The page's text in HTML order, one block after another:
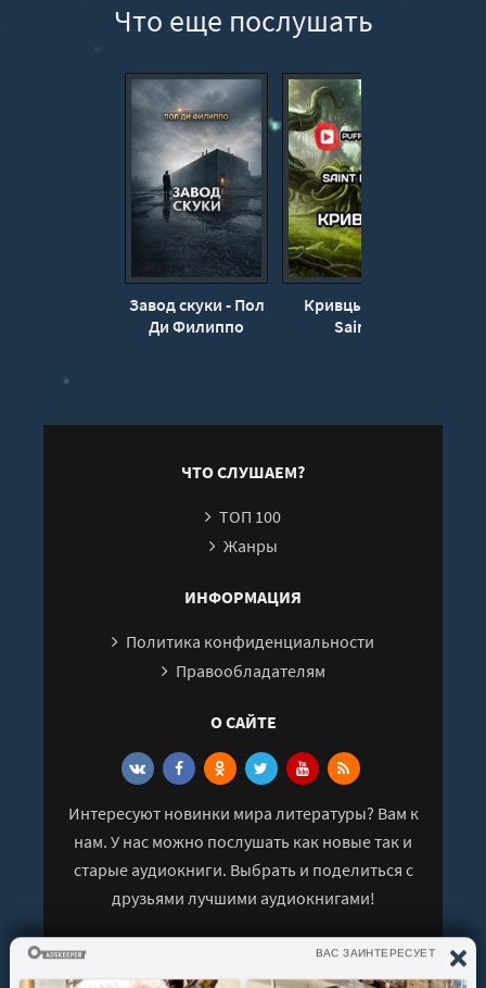
Что еще послушать
Завод скуки - Пол
Ди Филиппо
Кривцы - Liar
Saint
ЧТО СЛУШАЕМ?
ТОП 100
Жанры
ИНФОРМАЦИЯ
Политика конфиденциальности
Правообладателям
О САЙТЕ
Интересуют новинки мира литературы? Вам к
нам. У нас можно послушать как новые так и
старые аудиокниги. Выбрать и поделиться с
друзьями лучшими аудиокнигами!